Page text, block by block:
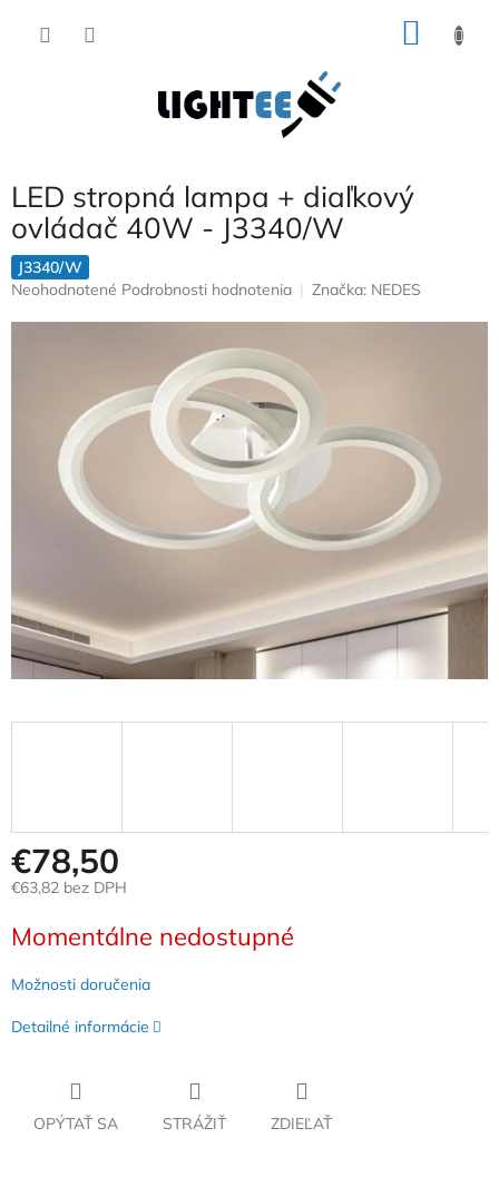
LED stropná lampa + diaľkový
ovládač 40W - J3340/W
J3340/W
Priemerné
hviezdičiek.
Neohodnotené Podrobnosti hodnotenia Značka: NEDES
€78,50
€63,82 bez DPH
cena:
Momentálne nedostupné
Možnosti doručenia
Detailné informácie
OPÝTAŤ SA STRÁŽIŤ ZDIEĽAŤ